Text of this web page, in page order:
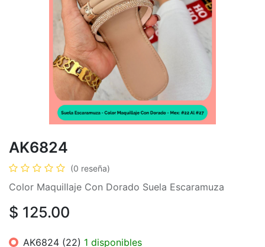
AK6824
(0 reseña)
Color Maquillaje Con Dorado Suela Escaramuza
$ 125.00
AK6824 (22) 1 disponibles